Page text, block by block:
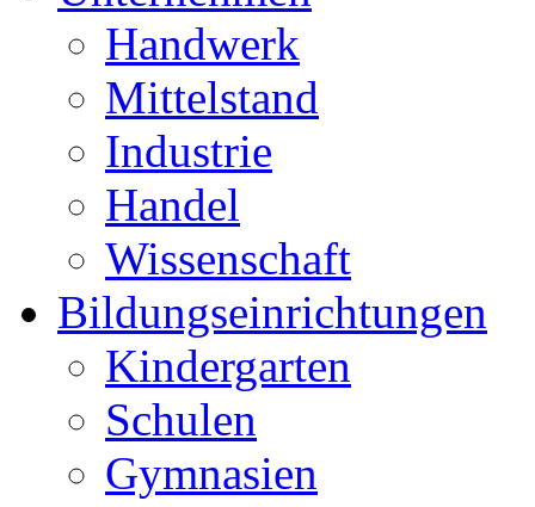
Handwerk
Mittelstand
Industrie
Handel
Wissenschaft
Bildungseinrichtungen
Kindergarten
Schulen
Gymnasien